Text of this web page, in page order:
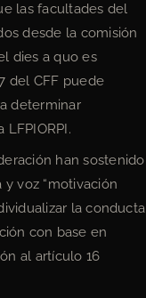
las facultades del
desde la comisión
dies a quo es
del CFF puede
determinar
han sostenido
voz “motivación
la conducta
con base en
al artículo 16